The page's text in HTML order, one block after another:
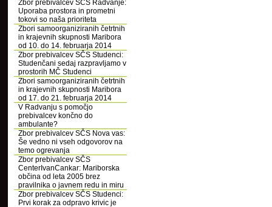
Zbor prebivalcev SČS Radvanje:
Uporaba prostora in prometni
tokovi so naša prioriteta
Zbori samoorganiziranih četrtnih
in krajevnih skupnosti Maribora
od 10. do 14. februarja 2014
Zbor prebivalcev SČS Studenci:
Studenčani sedaj razpravljamo v
prostorih MČ Studenci
Zbori samoorganiziranih četrtnih
in krajevnih skupnosti Maribora
od 17. do 21. februarja 2014
V Radvanju s pomočjo
prebivalcev končno do
ambulante?
Zbor prebivalcev SČS Nova vas:
Še vedno ni vseh odgovorov na
temo ogrevanja
Zbor prebivalcev SČS
CenterIvanCankar: Mariborska
občina od leta 2005 brez
pravilnika o javnem redu in miru
Zbor prebivalcev SČS Studenci:
Prvi korak za odpravo krivic je